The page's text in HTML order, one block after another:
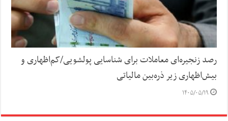
رصد زنجیره‌ای معاملات برای شناسایی پولشویی/کم‌اظهاری و
بیش‌اظهاری زیر ذره‌بین مالیاتی
۱۴۰۵/۰۵/۱۹